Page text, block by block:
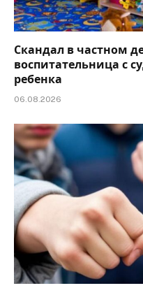
Скандал в частном
воспитательница с
ребенка
06.08.2026